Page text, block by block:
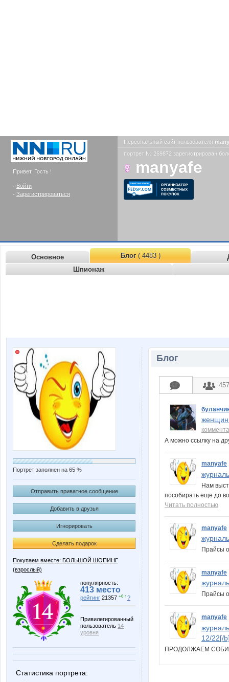
Привет, Гость !
- Войти
- Зарегистрироваться
Персональный сайт пользователя
портрет № 269872 зарегистрирован
manyafe
Основное Блог( 4483 )
Шпионаж
Портрет заполнен на 65 %
Отправить приватное сообщение
Добавить в друзья
Игнорировать
Сделать подарок
Покупаем вместе: БОЛЬШОЙ ШОПИНГ
(взрослый)
популярность:
413 место
рейтинг 21357 +6 ↑ ?
Привилегированный
пользователь 14
уровня
Статистика портрета:
Блог
женщин
А можно ссылку на
manyafe
Нам
пособирать еще до
Читать полностью
manyafe
Прайсы
manyafe
Прайсы
manyafe
12/22[/
ПРОДОЛЖАЕМ